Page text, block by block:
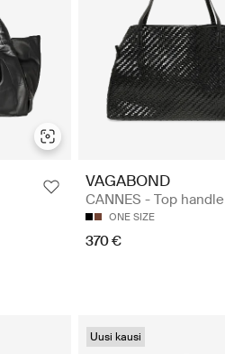
VAGABOND
CANNES - Top handle
ONE SIZE
370 €
Uusi kausi